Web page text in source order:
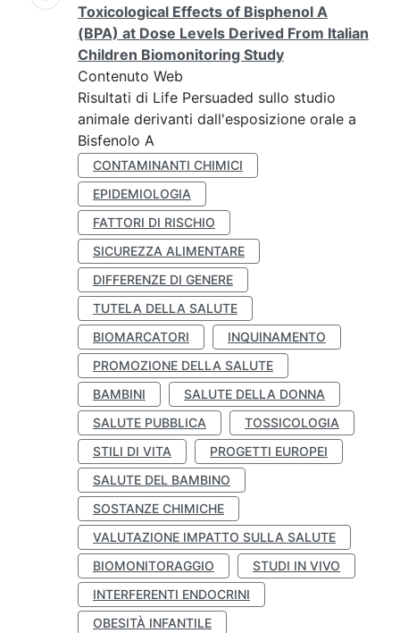
Toxicological Effects of Bisphenol A
(BPA) at Dose Levels Derived From Italian
Children Biomonitoring Study
Contenuto Web
Risultati di Life Persuaded sullo studio
animale derivanti dall'esposizione orale a
Bisfenolo A
CONTAMINANTI CHIMICI
EPIDEMIOLOGIA
FATTORI DI RISCHIO
SICUREZZA ALIMENTARE
DIFFERENZE DI GENERE
TUTELA DELLA SALUTE
BIOMARCATORI
INQUINAMENTO
PROMOZIONE DELLA SALUTE
BAMBINI
SALUTE DELLA DONNA
SALUTE PUBBLICA
TOSSICOLOGIA
STILI DI VITA
PROGETTI EUROPEI
SALUTE DEL BAMBINO
SOSTANZE CHIMICHE
VALUTAZIONE IMPATTO SULLA SALUTE
BIOMONITORAGGIO
STUDI IN VIVO
INTERFERENTI ENDOCRINI
OBESITÀ INFANTILE